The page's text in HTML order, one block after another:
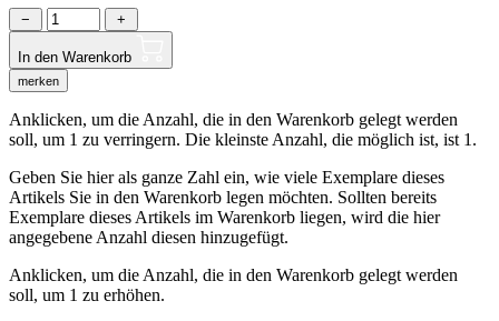
− +
In den Warenkorb
merken
Anklicken, um die Anzahl, die in den Warenkorb gelegt werden
soll, um 1 zu verringern. Die kleinste Anzahl, die möglich ist, ist 1.
Geben Sie hier als ganze Zahl ein, wie viele Exemplare dieses
Artikels Sie in den Warenkorb legen möchten. Sollten bereits
Exemplare dieses Artikels im Warenkorb liegen, wird die hier
angegebene Anzahl diesen hinzugefügt.
Anklicken, um die Anzahl, die in den Warenkorb gelegt werden
soll, um 1 zu erhöhen.